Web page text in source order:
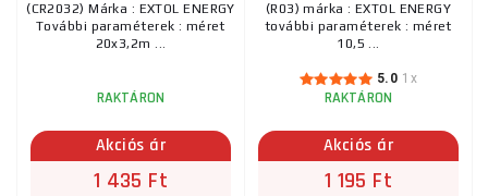
(CR2032) Márka : EXTOL ENERGY
További paraméterek : méret
20x3,2m ...
RAKTÁRON
Akciós ár
1 435 Ft
(R03) márka : EXTOL ENERGY
további paraméterek : méret
10,5 ...
5.0 1x
RAKTÁRON
Akciós ár
1 195 Ft